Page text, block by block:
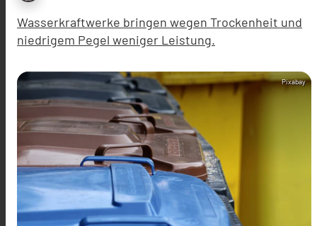
Wasserkraftwerke bringen wegen Trockenheit und
niedrigem Pegel weniger Leistung.
Pixabay